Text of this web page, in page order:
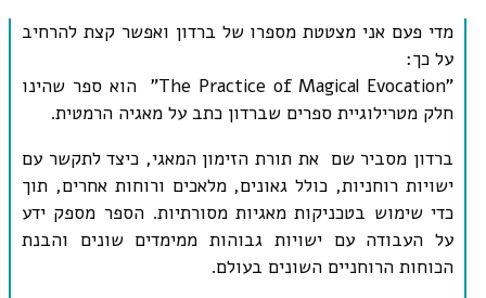
מדי פעם אני מצטטת מספרו של ברדון ואפשר קצת להרחיב
על כך:
"The Practice of Magical Evocation" הוא ספר שהינו
חלק מטרילוגיית ספרים שברדון כתב על מאגיה הרמטית.
ברדון מסביר שם את תורת הזימון המאגי, כיצד לתקשר עם
ישויות רוחניות, כולל גאונים, מלאכים ורוחות אחרים, תוך
כדי שימוש בטכניקות מאגיות מסורתיות. הספר מספק ידע
על העבודה עם ישויות גבוהות ממימדים שונים והבנת
הכוחות הרוחניים השונים בעולם.